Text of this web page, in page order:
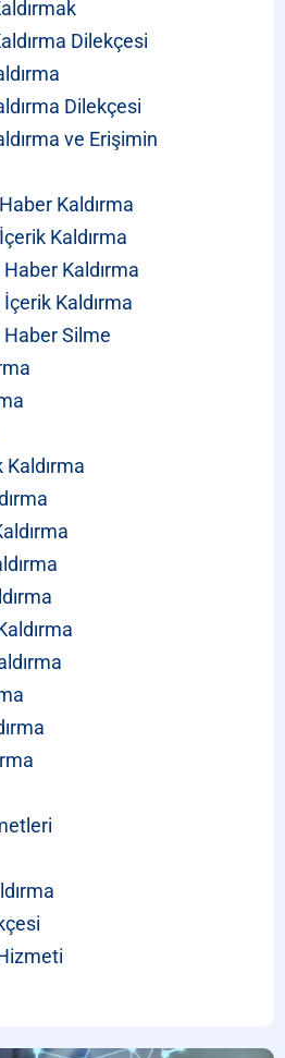
Dilekçesi
Dilekçesi
ve Erişimin
Kaldırma
Kaldırma
Kaldırma
Kaldırma
Silme